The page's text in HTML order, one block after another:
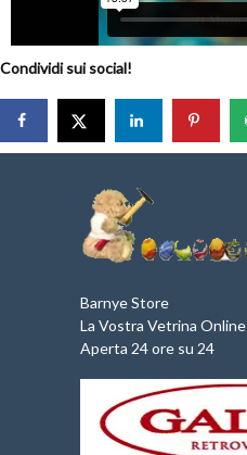
Condividi sui social!
Barnye Store
La Vostra Vetrina Online
Aperta 24 ore su 24